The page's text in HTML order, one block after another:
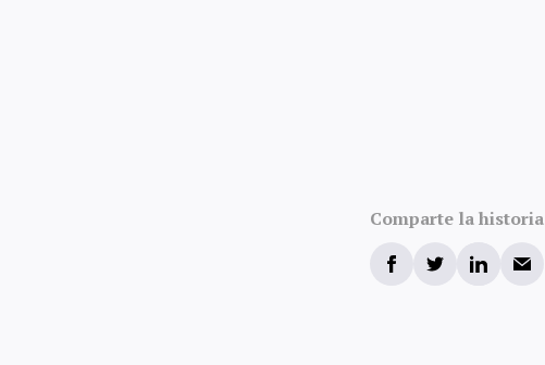
Comparte la historia